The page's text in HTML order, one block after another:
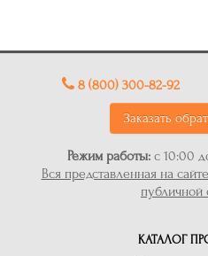
8 (800) 300-82-92
Заказать
Режим работы: с 10:00
Вся представленная на
публичной
КАТАЛОГ